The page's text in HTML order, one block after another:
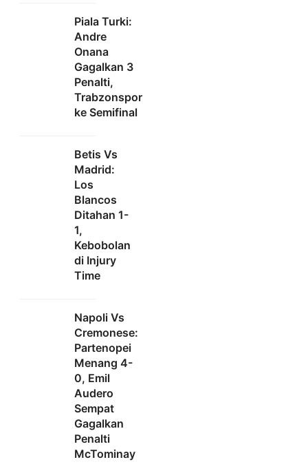
Piala Turki:
Andre
Onana
Gagalkan 3
Penalti,
Trabzonspor
ke Semifinal
Betis Vs
Madrid:
Los
Blancos
Ditahan 1-
1,
Kebobolan
di Injury
Time
Napoli Vs
Cremonese:
Partenopei
Menang 4-
0, Emil
Audero
Sempat
Gagalkan
Penalti
McTominay